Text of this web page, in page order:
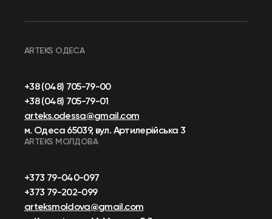
ARTEKS ОДЕСА
+38 (048) 705-79-00
+38 (048) 705-79-01
arteks.odessa@gmail.com
м. Одеса 65039, вул. Артилерійська 3
ARTEKS МОЛДОВА
+373 79-040-097
+373 79-202-099
arteksmoldova@gmail.com